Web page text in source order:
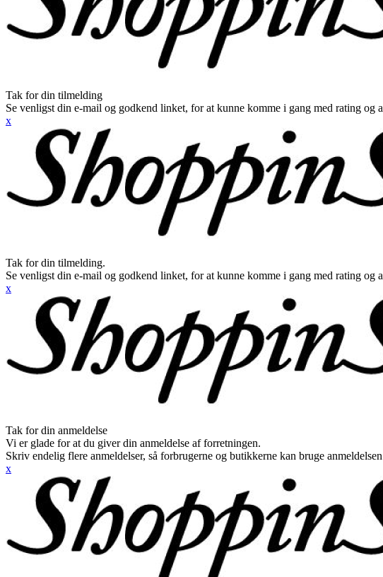
Tak for din tilmelding
Se venligst din e-mail og godkend linket, for at kunne komme i gang med rating og
x
Tak for din tilmelding.
Se venligst din e-mail og godkend linket, for at kunne komme i gang med rating og
x
Tak for din anmeldelse
Vi er glade for at du giver din anmeldelse af forretningen.
Skriv endelig flere anmeldelser, så forbrugerne og butikkerne kan bruge
x